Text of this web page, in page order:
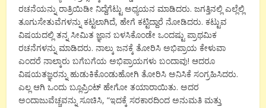
ರಚನೆಯನ್ನು ರಾತ್ರಿಯಿಡೀ ನಿದ್ದೆಗೆಟ್ಟು ಅಧ್ಯಯನ ಮಾಡಿದರು. ಜಗತ್ತಿನಲ್ಲಿ ಎಲ್ಲೆಲ್ಲಿ
ತೂಗುಸೇತುವೆಗಳನ್ನು ಕಟ್ಟಲಾಗಿದೆ, ಹೇಗೆ ಕಟ್ಟಿದ್ದಾರೆ ನೋಡಿದರು. ಕಟ್ಟುವ
ವಿಷಯದಲ್ಲಿ ತನ್ನ ಸೀಮಿತ ಜ್ಞಾನ ಬಳಸಿಕೊಂಡೇ ಒಂದಷ್ಟು ಪ್ರಾಥಮಿಕ
ರಚನೆಗಳನ್ನು ಮಾಡಿದರು. ನಾಲ್ಕು ಜನಕ್ಕೆ ತೋರಿಸಿ ಅಭಿಪ್ರಾಯ ಕೇಳುವಾ
ಎಂದರೆ ನಾಲ್ಕಾರು ಬಗೆಬಗೆಯ ಅಭಿಪ್ರಾಯಗಳು ಬಂದಾವು! ಆದರೂ
ವಿಷಯತಜ್ಞರನ್ನು ಹುಡುಕಿಕೊಂಡುಹೋಗಿ ತೋರಿಸಿ ಅನಿಸಿಕೆ ಸಂಗ್ರಹಿಸಿದರು.
ಎಲ್ಲ ಆಗಿ ಒಂದು ಬ್ಲೂಪ್ರಿಂಟ್ ಹೇಗೋ ತಯಾರಾಯಿತು. ಅದರ
ಅಂದಾಜುವೆಚ್ಚವನ್ನು ಸೂಚಿಸಿ, “ಇದಕ್ಕೆ ಸರಕಾರದಿಂದ ಅನುಮತಿ ಮತ್ತು